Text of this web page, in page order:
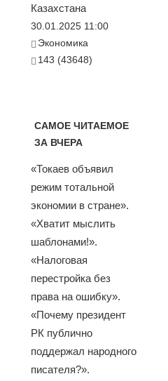
Казахстана
30.01.2025 11:00
Экономика
143 (43648)
САМОЕ ЧИТАЕМОЕ
ЗА ВЧЕРА
«Токаев объявил
режим тотальной
экономии в стране».
«Хватит мыслить
шаблонами!».
«Налоговая
перестройка без
права на ошибку».
«Почему президент
РК публично
поддержал народного
писателя?».